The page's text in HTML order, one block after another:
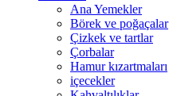
Ana Yemekler
Börek ve poğaçalar
Çizkek ve tartlar
Çorbalar
Hamur kızartmaları
içecekler